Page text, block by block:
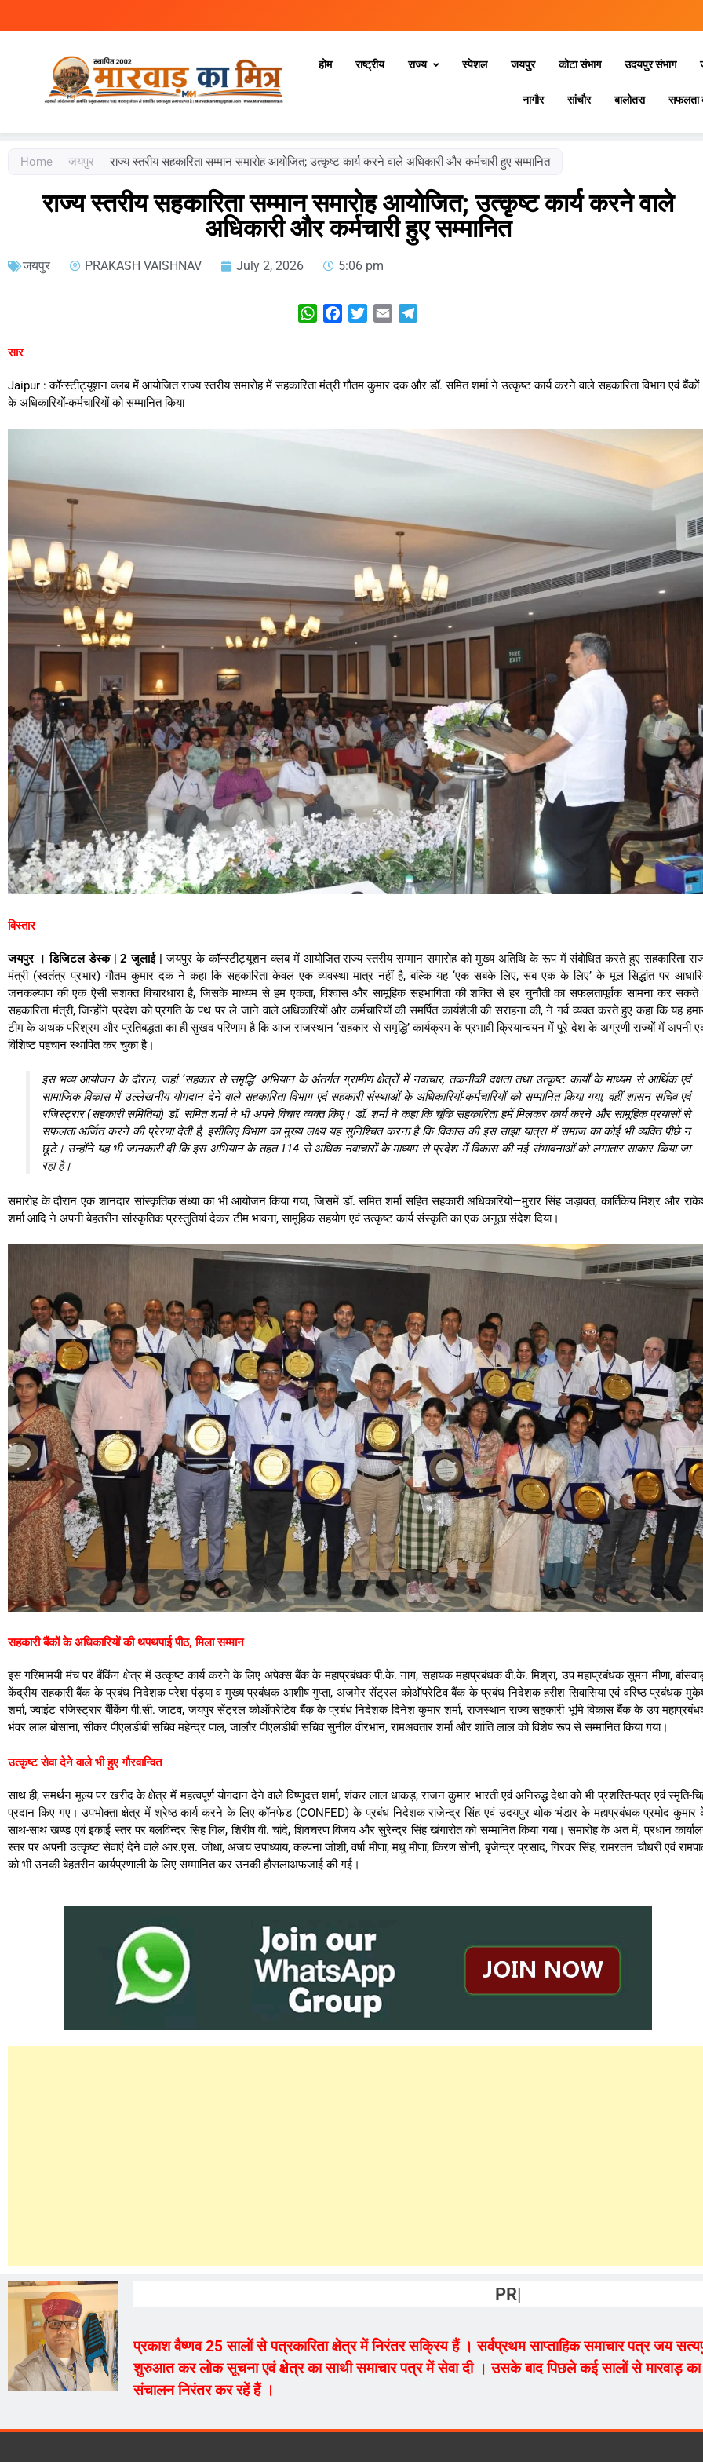
Marwad Ka Mitra
होम राष्ट्रीय राज्य स्‍पेशल जयपुर कोटा संभाग उदयपुर संभाग
नागौर सांचौर बालोतरा सफलता
Home जयपुर राज्य स्तरीय सहकारिता सम्मान समारोह आयोजित; उत्कृष्ट कार्य करने वाले अधिकारी और कर्मचारी हुए सम्मानित
राज्य स्तरीय सहकारिता सम्मान समारोह आयोजित; उत्कृष्ट कार्य करने वाले
अधिकारी और कर्मचारी हुए सम्मानित
जयपुर PRAKASH VAISHNAV July 2, 2026 5:06 pm
WhatsAppFacebookTwitterEmail
सार
Jaipur : कॉन्स्टीट्यूशन क्लब में आयोजित राज्य स्तरीय समारोह में सहकारिता मंत्री गौतम कुमार दक और डॉ. समित शर्मा ने उत्कृष्ट कार्य करने वाले सहकारिता विभाग एवं बैंकों
के अधिकारियों-कर्मचारियों को सम्मानित किया
विस्तार
जयपुर । डिजिटल डेस्क | 2 जुलाई | जयपुर के कॉन्स्टीट्यूशन क्लब में आयोजित राज्य स्तरीय सम्मान समारोह को मुख्य अतिथि के रूप में संबोधित करते हुए सहकारिता
मंत्री (स्वतंत्र प्रभार) गौतम कुमार दक ने कहा कि सहकारिता केवल एक व्यवस्था मात्र नहीं है, बल्कि यह ‘एक सबके लिए, सब एक के लिए’ के मूल सिद्धांत पर
जनकल्याण की एक ऐसी सशक्त विचारधारा है, जिसके माध्यम से हम एकता, विश्वास और सामूहिक सहभागिता की शक्ति से हर चुनौती का सफलतापूर्वक सामना कर सकते
सहकारिता मंत्री, जिन्होंने प्रदेश को प्रगति के पथ पर ले जाने वाले अधिकारियों और कर्मचारियों की समर्पित कार्यशैली की सराहना की, ने गर्व व्यक्त करते हुए कहा कि यह
टीम के अथक परिश्रम और प्रतिबद्धता का ही सुखद परिणाम है कि आज राजस्थान ‘सहकार से समृद्धि’ कार्यक्रम के प्रभावी क्रियान्वयन में पूरे देश के अग्रणी राज्यों में अपनी
विशिष्ट पहचान स्थापित कर चुका है।
इस भव्य आयोजन के दौरान, जहां ‘सहकार से समृद्धि’ अभियान के अंतर्गत ग्रामीण क्षेत्रों में नवाचार, तकनीकी दक्षता तथा उत्कृष्ट कार्यों के माध्यम से आर्थिक एवं
सामाजिक विकास में उल्लेखनीय योगदान देने वाले सहकारिता विभाग एवं सहकारी संस्थाओं के अधिकारियों-कर्मचारियों को सम्मानित किया गया, वहीं शासन सचिव एवं
रजिस्ट्रार (सहकारी समितियां) डॉ. समित शर्मा ने भी अपने विचार व्यक्त किए। डॉ. शर्मा ने कहा कि चूंकि सहकारिता हमें मिलकर कार्य करने और सामूहिक प्रयासों से
सफलता अर्जित करने की प्रेरणा देती है, इसीलिए विभाग का मुख्य लक्ष्य यह सुनिश्चित करना है कि विकास की इस साझा यात्रा में समाज का कोई भी व्यक्ति पीछे न
छूटे। उन्होंने यह भी जानकारी दी कि इस अभियान के तहत 114 से अधिक नवाचारों के माध्यम से प्रदेश में विकास की नई संभावनाओं को लगातार साकार किया जा
रहा है।
समारोह के दौरान एक शानदार सांस्कृतिक संध्या का भी आयोजन किया गया, जिसमें डॉ. समित शर्मा सहित सहकारी अधिकारियों—मुरार सिंह जड़ावत, कार्तिकेय मिश्र और
शर्मा आदि ने अपनी बेहतरीन सांस्कृतिक प्रस्तुतियां देकर टीम भावना, सामूहिक सहयोग एवं उत्कृष्ट कार्य संस्कृति का एक अनूठा संदेश दिया।
सहकारी बैंकों के अधिकारियों की थपथपाई पीठ, मिला सम्मान
इस गरिमामयी मंच पर बैंकिंग क्षेत्र में उत्कृष्ट कार्य करने के लिए अपेक्स बैंक के महाप्रबंधक पी.के. नाग, सहायक महाप्रबंधक वी.के. मिश्रा, उप महाप्रबंधक सुमन मीणा,
केंद्रीय सहकारी बैंक के प्रबंध निदेशक परेश पंड्या व मुख्य प्रबंधक आशीष गुप्ता, अजमेर सेंट्रल कोऑपरेटिव बैंक के प्रबंध निदेशक हरीश सिवासिया एवं वरिष्ठ प्रबंधक
शर्मा, ज्वाइंट रजिस्ट्रार बैंकिंग पी.सी. जाटव, जयपुर सेंट्रल कोऑपरेटिव बैंक के प्रबंध निदेशक दिनेश कुमार शर्मा, राजस्थान राज्य सहकारी भूमि विकास बैंक के उप
भंवर लाल बोसाना, सीकर पीएलडीबी सचिव महेन्द्र पाल, जालौर पीएलडीबी सचिव सुनील वीरभान, रामअवतार शर्मा और शांति लाल को विशेष रूप से सम्मानित किया गया।
उत्कृष्ट सेवा देने वाले भी हुए गौरवान्वित
साथ ही, समर्थन मूल्य पर खरीद के क्षेत्र में महत्वपूर्ण योगदान देने वाले विष्णुदत्त शर्मा, शंकर लाल धाकड़, राजन कुमार भारती एवं अनिरुद्ध देथा को भी प्रशस्ति-पत्र एवं स्मृति-
प्रदान किए गए। उपभोक्ता क्षेत्र में श्रेष्ठ कार्य करने के लिए कॉनफेड (CONFED) के प्रबंध निदेशक राजेन्द्र सिंह एवं उदयपुर थोक भंडार के महाप्रबंधक प्रमोद कुमार
साथ-साथ खण्ड एवं इकाई स्तर पर बलविन्दर सिंह गिल, शिरीष वी. चांदे, शिवचरण विजय और सुरेन्द्र सिंह खंगारोत को सम्मानित किया गया। समारोह के अंत में, प्रधान
स्तर पर अपनी उत्कृष्ट सेवाएं देने वाले आर.एस. जोधा, अजय उपाध्याय, कल्पना जोशी, वर्षा मीणा, मधु मीणा, किरण सोनी, बृजेन्द्र प्रसाद, गिरवर सिंह, रामरतन चौधरी एवं
को भी उनकी बेहतरीन कार्यप्रणाली के लिए सम्मानित कर उनकी हौसलाअफजाई की गई।
PRAKASH VAISHNAV
प्रकाश वैष्णव 25 सालों से पत्रकारिता क्षेत्र में निरंतर सक्रिय हैं । सर्वप्रथम साप्ताहिक समाचार पत्र जय
शुरुआत कर लोक सूचना एवं क्षेत्र का साथी समाचार पत्र में सेवा दी । उसके बाद पिछले कई सालों से मारवाड़ का
संचालन निरंतर कर रहें हैं ।